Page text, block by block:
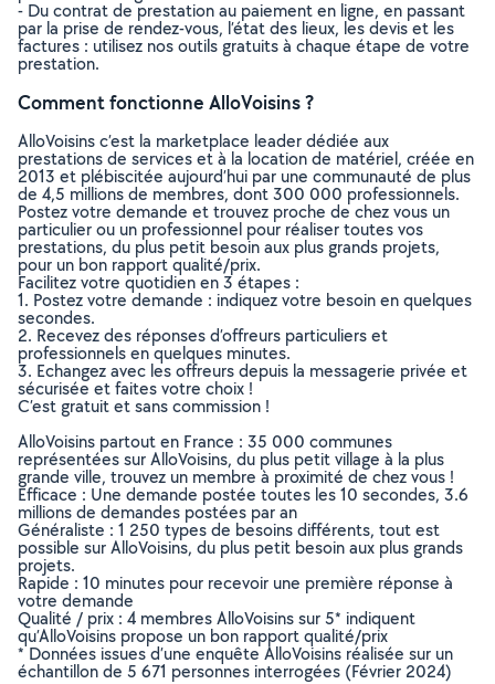
- Du contrat de prestation au paiement en ligne, en passant
par la prise de rendez-vous, l’état des lieux, les devis et les
factures : utilisez nos outils gratuits à chaque étape de votre
prestation.
Comment fonctionne AlloVoisins ?
AlloVoisins c’est la marketplace leader dédiée aux
prestations de services et à la location de matériel, créée en
2013 et plébiscitée aujourd’hui par une communauté de plus
de 4,5 millions de membres, dont 300 000 professionnels.
Postez votre demande et trouvez proche de chez vous un
particulier ou un professionnel pour réaliser toutes vos
prestations, du plus petit besoin aux plus grands projets,
pour un bon rapport qualité/prix.
Facilitez votre quotidien en 3 étapes :
1. Postez votre demande : indiquez votre besoin en quelques
secondes.
2. Recevez des réponses d’offreurs particuliers et
professionnels en quelques minutes.
3. Echangez avec les offreurs depuis la messagerie privée et
sécurisée et faites votre choix !
C’est gratuit et sans commission !
AlloVoisins partout en France : 35 000 communes
représentées sur AlloVoisins, du plus petit village à la plus
grande ville, trouvez un membre à proximité de chez vous !
Efficace : Une demande postée toutes les 10 secondes, 3.6
millions de demandes postées par an
Généraliste : 1 250 types de besoins différents, tout est
possible sur AlloVoisins, du plus petit besoin aux plus grands
projets.
Rapide : 10 minutes pour recevoir une première réponse à
votre demande
Qualité / prix : 4 membres AlloVoisins sur 5* indiquent
qu’AlloVoisins propose un bon rapport qualité/prix
* Données issues d’une enquête AlloVoisins réalisée sur un
échantillon de 5 671 personnes interrogées (Février 2024)